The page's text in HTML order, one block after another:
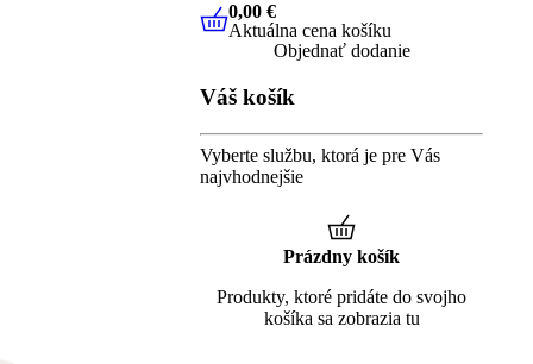
0,00 €Aktuálna cena košíku
0,00 €
Aktuálna cena košíku
Objednať dodanie
Váš košík
Vyberte službu, ktorá je pre Vás
najvhodnejšie
Prázdny košík
Produkty, ktoré pridáte do svojho
košíka sa zobrazia tu